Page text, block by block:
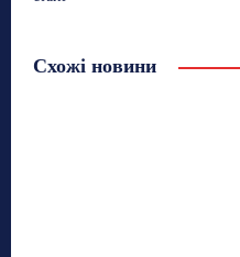
Схожі новини